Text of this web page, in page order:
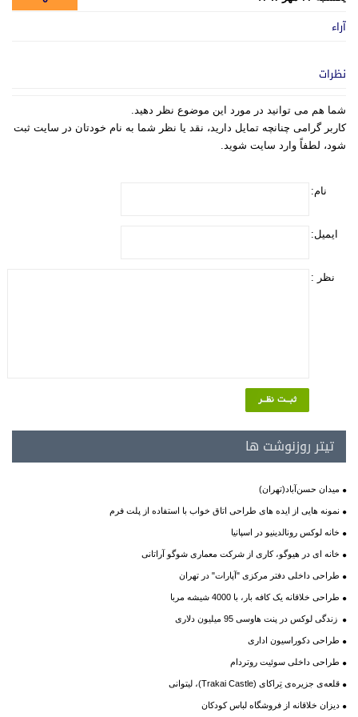
آراء
نظرات
شما هم می توانید در مورد این موضوع نظر دهید.
کاربر گرامی چنانچه تمایل دارید، نقد یا نظر شما به نام خودتان در سایت ثبت
شود، لطفاً وارد سایت شوید.
نام:
ایمیل:
نظر :
تیتر روزنوشت ها
میدان حسن‌آباد(تهران)
نمونه هایی از ایده های طراحی اتاق خواب با استفاده از پلت فرم
خانه لوکس رونالدینیو در اسپانیا
خانه ای در هیوگو، کاری از شرکت معماری شوگو آراتانی
طراحی داخلی دفتر مرکزی "آپارات" در تهران
طراحی خلاقانه یک کافه بار، با 4000 شیشه مربا
زندگی لوکس در پنت هاوسی 95 میلیون دلاری
طراحی دکوراسیون اداری
طراحی داخلی سوئیت روتردام
قلعه‌ی جزیره‌ی تِراکای (Trakai Castle)، لیتوانی
دیزان خلاقانه از فروشگاه لباس کودکان